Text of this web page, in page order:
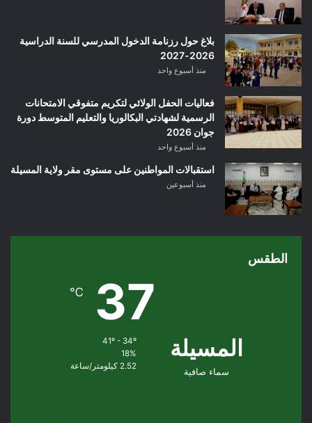
بلاغ حول رزنامة الدخول المدرسي للسنة الدراسية
2026-2027
منذ أسبوع واحد
فعاليات الحفل الولائي لتكريم متفوقي الامتحانات
الرسمية لشهادتي البكالوريا والتعليم المتوسط دورة
جوان 2026
منذ أسبوع واحد
استقبالات المواطنين على مستوى مقر ولاية المسيلة
منذ أسبوعين
الطقس
المسيلة
سماء صافية
37
℃
41º - 34º
18%
2.52 كيلومتر/ساعة